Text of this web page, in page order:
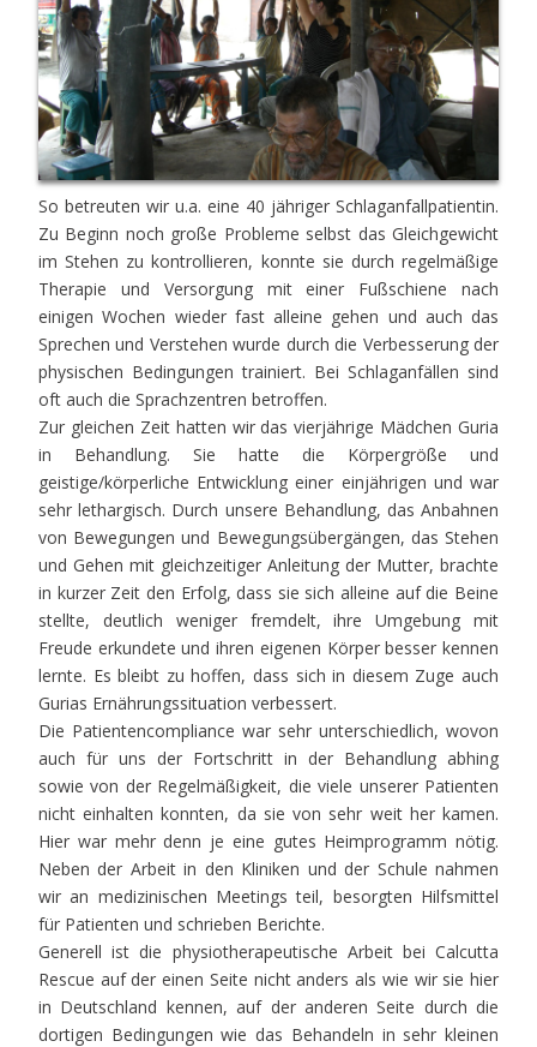
So betreuten wir u.a. eine 40 jähriger Schlaganfallpatientin.
Zu Beginn noch große Probleme selbst das Gleichgewicht
im Stehen zu kontrollieren, konnte sie durch regelmäßige
Therapie und Versorgung mit einer Fußschiene nach
einigen Wochen wieder fast alleine gehen und auch das
Sprechen und Verstehen wurde durch die Verbesserung der
physischen Bedingungen trainiert. Bei Schlaganfällen sind
oft auch die Sprachzentren betroffen.
Zur gleichen Zeit hatten wir das vierjährige Mädchen Guria
in Behandlung. Sie hatte die Körpergröße und
geistige/körperliche Entwicklung einer einjährigen und war
sehr lethargisch. Durch unsere Behandlung, das Anbahnen
von Bewegungen und Bewegungsübergängen, das Stehen
und Gehen mit gleichzeitiger Anleitung der Mutter, brachte
in kurzer Zeit den Erfolg, dass sie sich alleine auf die Beine
stellte, deutlich weniger fremdelt, ihre Umgebung mit
Freude erkundete und ihren eigenen Körper besser kennen
lernte. Es bleibt zu hoffen, dass sich in diesem Zuge auch
Gurias Ernährungssituation verbessert.
Die Patientencompliance war sehr unterschiedlich, wovon
auch für uns der Fortschritt in der Behandlung abhing
sowie von der Regelmäßigkeit, die viele unserer Patienten
nicht einhalten konnten, da sie von sehr weit her kamen.
Hier war mehr denn je eine gutes Heimprogramm nötig.
Neben der Arbeit in den Kliniken und der Schule nahmen
wir an medizinischen Meetings teil, besorgten Hilfsmittel
für Patienten und schrieben Berichte.
Generell ist die physiotherapeutische Arbeit bei Calcutta
Rescue auf der einen Seite nicht anders als wie wir sie hier
in Deutschland kennen, auf der anderen Seite durch die
dortigen Bedingungen wie das Behandeln in sehr kleinen